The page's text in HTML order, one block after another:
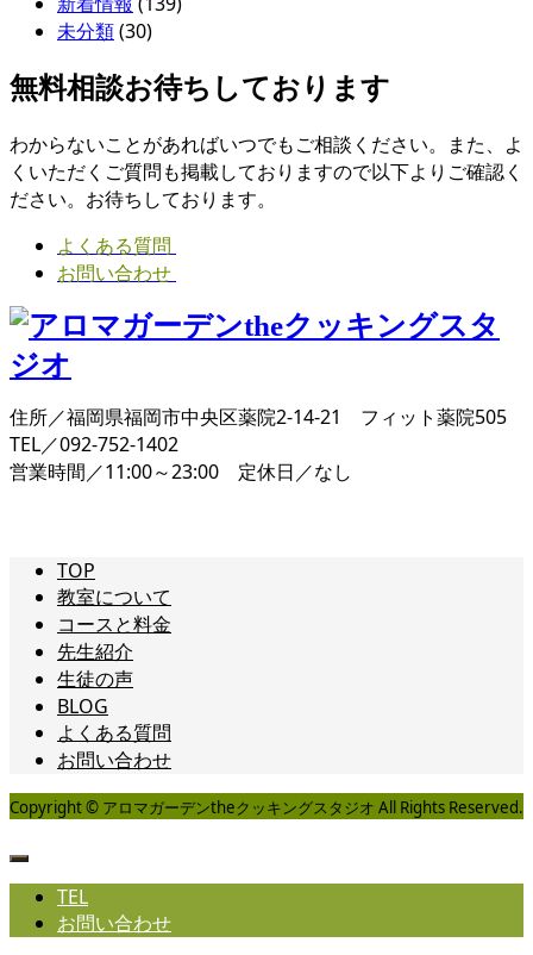
未分類(30)
無料相談お待ちしております
わからないことがあればいつでもご相談ください。また、よ
くいただくご質問も掲載しておりますので以下よりご確認く
ださい。お待ちしております。
よくある質問
お問い合わせ
住所／福岡県福岡市中央区薬院2-14-21 フィット薬院505
TEL／092-752-1402
営業時間／11:00～23:00 定休日／なし
TOP
教室について
コースと料金
先生紹介
生徒の声
BLOG
よくある質問
お問い合わせ
Copyright © アロマガーデンtheクッキングスタジオ All Rights Reserved.
TEL
お問い合わせ